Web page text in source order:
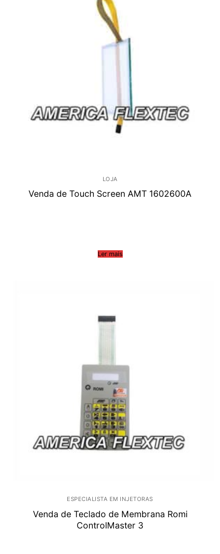
LOJA
Venda de Touch Screen AMT 1602600A
Ler mais
ESPECIALISTA EM INJETORAS
Venda de Teclado de Membrana Romi
ControlMaster 3